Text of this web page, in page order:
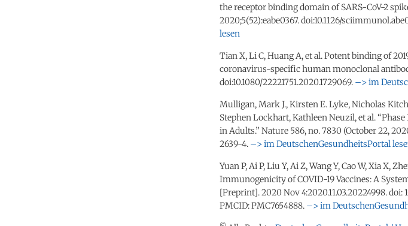
the receptor binding domain of SARS-CoV-2
2020;5(52):eabe0367. doi:10.1126/
lesen
Tian X, Li C, Huang A, et al. Potent binding of
coronavirus-specific human monoclonal
doi:10.1080/22221751.2020.1729069. –> im
Mulligan, Mark J., Kirsten E. Lyke, Nicholas
Stephen Lockhart, Kathleen Neuzil, et al.
in Adults.” Nature 586, no. 7830 (October 22,
2639-4. –> im DeutschenGesundheitsPortal
Yuan P, Ai P, Liu Y, Ai Z, Wang Y, Cao W, Xia X,
Immunogenicity of COVID-19 Vaccines: A
[Preprint]. 2020 Nov 4:2020.11.03.20224998. doi:
PMCID: PMC7654888. –> im